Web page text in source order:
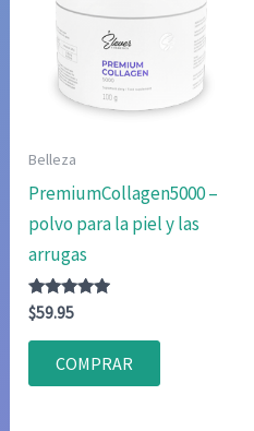
Belleza
PremiumCollagen5000 –
polvo para la piel y las
arrugas
Valorado
con
4.75
$59.95
COMPRAR